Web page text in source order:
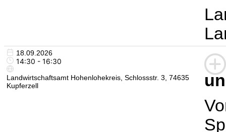
18.09.2026
14:30 - 16:30
Landwirtschaftsamt Hohenlohekreis, Schlossstr. 3, 74635
Kupferzell